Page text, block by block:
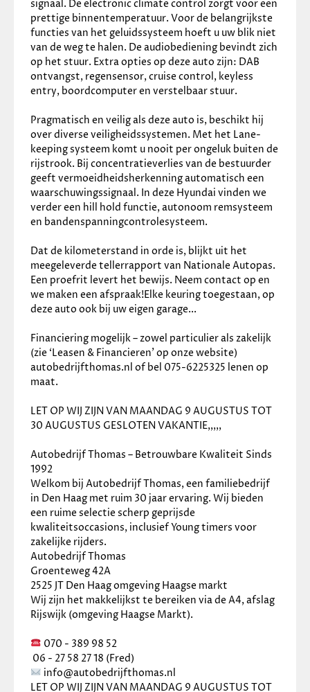
Milieu
✓Start/stop systeem
Veiligheid
✓Autonomous Emergency Braking
✓Airbag(s) hoofd achter
✓Airbag(s) hoofd voor
✓Airbag(s) side voor
✓Airbag bestuurder
✓Airbag passagier
✓Alarm klasse 1(startblokkering)
✓Anti Blokkeer Systeem
✓ Anti doorSlip Regeling
✓Elektronisch Stabiliteits Programma
✓Hill hold functie
✓Rijstrooksensor
✓ Vermoeidheids herkenning
Overige
✓Achteropkomend verkeer waarschuwing
✓Apple Carplay/Android Auto
✓Electronic climate control
✓Kunstlederen/stof bekleding
✓Bluetooth
✓Dab
✓ Extra getint glas achter
Lendesteun(en) verstelbaar
✓Stuur en versnellingspook (kunst)leder
✓Stuur multifunctioneel
signaal. De electronic climate control zorgt voor een
prettige binnentemperatuur. Voor de belangrijkste
functies van het geluidssysteem hoeft u uw blik niet
van de weg te halen. De audiobediening bevindt zich
op het stuur. Extra opties op deze auto zijn: DAB
ontvangst, regensensor, cruise control, keyless
entry, boordcomputer en verstelbaar stuur.
Pragmatisch en veilig als deze auto is, beschikt hij
over diverse veiligheidssystemen. Met het Lane-
keeping systeem komt u nooit per ongeluk buiten de
rijstrook. Bij concentratieverlies van de bestuurder
geeft vermoeidheidsherkenning automatisch een
waarschuwingssignaal. In deze Hyundai vinden we
verder een hill hold functie, autonoom remsysteem
en bandenspanningcontrolesysteem.
Dat de kilometerstand in orde is, blijkt uit het
meegeleverde tellerrapport van Nationale Autopas.
Een proefrit levert het bewijs. Neem contact op en
we maken een afspraak!Elke keuring toegestaan, op
deze auto ook bij uw eigen garage...
Financiering mogelijk – zowel particulier als zakelijk
(zie ‘Leasen & Financieren’ op onze website)
autobedrijfthomas.nl of bel 075-6225325 lenen op
maat.
LET OP WIJ ZIJN VAN MAANDAG 9 AUGUSTUS TOT
30 AUGUSTUS GESLOTEN VAKANTIE,,,,,
Autobedrijf Thomas – Betrouwbare Kwaliteit Sinds
1992
Welkom bij Autobedrijf Thomas, een familiebedrijf
in Den Haag met ruim 30 jaar ervaring. Wij bieden
een ruime selectie scherp geprijsde
kwaliteitsoccasions, inclusief Young timers voor
zakelijke rijders.
Autobedrijf Thomas
Groenteweg 42A
2525 JT Den Haag omgeving Haagse markt
Wij zijn het makkelijkst te bereiken via de A4, afslag
Rijswijk (omgeving Haagse Markt).
070 - 389 98 52
06 - 27 58 27 18 (Fred)
info@autobedrijfthomas.nl
LET OP WIJ ZIJN VAN MAANDAG 9 AUGUSTUS TOT